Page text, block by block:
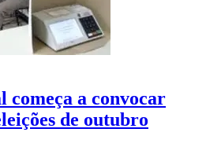
começa a convocar
de outubro